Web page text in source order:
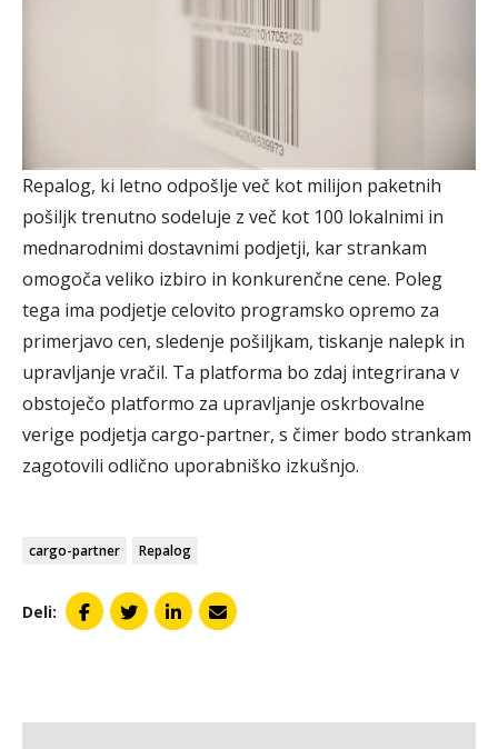
Repalog, ki letno odpošlje več kot milijon paketnih
pošiljk trenutno sodeluje z več kot 100 lokalnimi in
mednarodnimi dostavnimi podjetji, kar strankam
omogoča veliko izbiro in konkurenčne cene. Poleg
tega ima podjetje celovito programsko opremo za
primerjavo cen, sledenje pošiljkam, tiskanje nalepk in
upravljanje vračil. Ta platforma bo zdaj integrirana v
obstoječo platformo za upravljanje oskrbovalne
verige podjetja cargo-partner, s čimer bodo strankam
zagotovili odlično uporabniško izkušnjo.
cargo-partner Repalog
Deli: